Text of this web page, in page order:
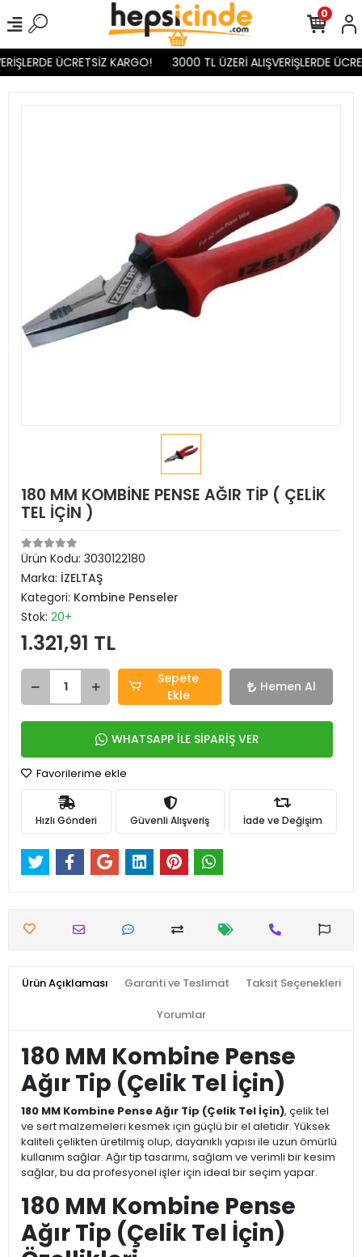
ÜCRETSİZ KARGO! 3000 TL ÜZERİ ALIŞVERİŞLERDE
0
180 MM KOMBİNE PENSE AĞIR TİP ( ÇELİK
TEL İÇİN )
Ürün Kodu: 3030122180
Marka: İZELTAŞ
Kategori: Kombine Penseler
Stok: 20+
1.321,91 TL
Sepete
Ekle
Hemen Al
WHATSAPP İLE SİPARİŞ VER
Favorilerime ekle
Hızlı Gönderi Güvenli Alışveriş İade ve Değişim
Ürün Açıklaması Garanti ve Teslimat Taksit Seçenekleri
Yorumlar
180 MM Kombine Pense
Ağır Tip (Çelik Tel İçin)
180 MM Kombine Pense Ağır Tip (Çelik Tel İçin), çelik tel
ve sert malzemeleri kesmek için güçlü bir el aletidir. Yüksek
kaliteli çelikten üretilmiş olup, dayanıklı yapısı ile uzun ömürlü
kullanım sağlar. Ağır tip tasarımı, sağlam ve verimli bir kesim
sağlar, bu da profesyonel işler için ideal bir seçim yapar.
180 MM Kombine Pense
Ağır Tip (Çelik Tel İçin)